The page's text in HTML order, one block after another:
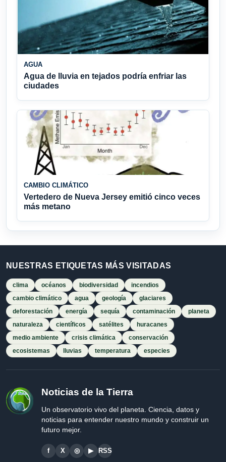
AGUA
Agua de lluvia en tejados podría enfriar las
ciudades
CAMBIO CLIMÁTICO
Vertedero de Nueva Jersey emitió cinco veces
más metano
NUESTRAS ETIQUETAS MÁS VISITADAS
clima océanos biodiversidad
incendios
cambio climático
agua geología
glaciares
deforestación
energía sequía contaminación
planeta
naturaleza
científicos satélites
huracanes
medio ambiente
crisis climática
conservación
ecosistemas
lluvias temperatura especies
Noticias de la Tierra
Un observatorio vivo del planeta. Ciencia, datos y
noticias para entender nuestro mundo y construir un
futuro mejor.
f X ◎ ▶ RSS